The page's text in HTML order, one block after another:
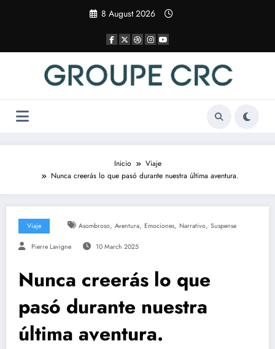
8 August 2026
Inicio
Viaje
Nunca creerás lo que pasó durante nuestra última aventura.
Viaje Asombroso, Aventura, Emociones, Narrativo, Suspense
Pierre Lavigne 10 March 2025
Nunca creerás lo que
pasó durante nuestra
última aventura.